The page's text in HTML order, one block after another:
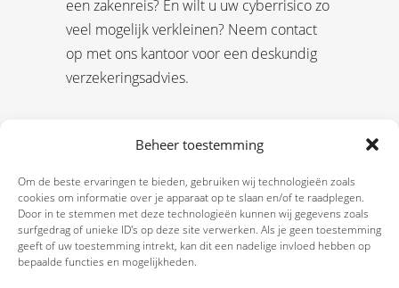
Beheer toestemming
Om de beste ervaringen te bieden, gebruiken wij technologieën zoals
cookies om informatie over je apparaat op te slaan en/of te raadplegen.
Door in te stemmen met deze technologieën kunnen wij gegevens zoals
surfgedrag of unieke ID's op deze site verwerken. Als je geen toestemming
geeft of uw toestemming intrekt, kan dit een nadelige invloed hebben op
bepaalde functies en mogelijkheden.
een zakenreis? En wilt u uw cyberrisico zo
veel mogelijk verkleinen? Neem contact
op met ons kantoor voor een deskundig
verzekeringsadvies.